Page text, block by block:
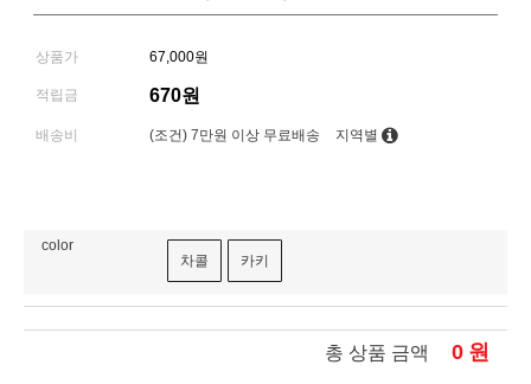
상품가 67,000원
적립금 670원
배송비 (조건) 7만원 이상 무료배송 지역별
color
차콜
카키
총 상품 금액 0 원